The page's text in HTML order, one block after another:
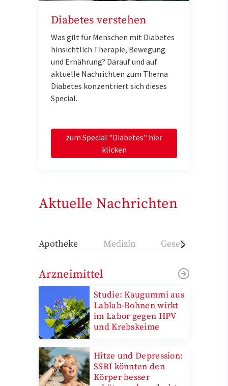
Diabetes verstehen
Was gilt für Menschen mit Diabetes
hinsichtlich Therapie, Bewegung
und Ernährung? Darauf und auf
aktuelle Nachrichten zum Thema
Diabetes konzentriert sich dieses
Special.
zum Special "Diabetes" hier
klicken
Aktuelle Nachrichten
Apotheke Medizin Gesellschaft
Arzneimittel
Studie: Kaugummi aus
Lablab-Bohnen wirkt
im Labor gegen HPV
und Krebskeime
Hitze und Depression:
SSRI könnten den
Körper besser